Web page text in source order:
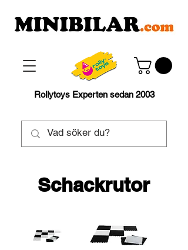
Rollytoys Experten sedan 2003
Schackrutor